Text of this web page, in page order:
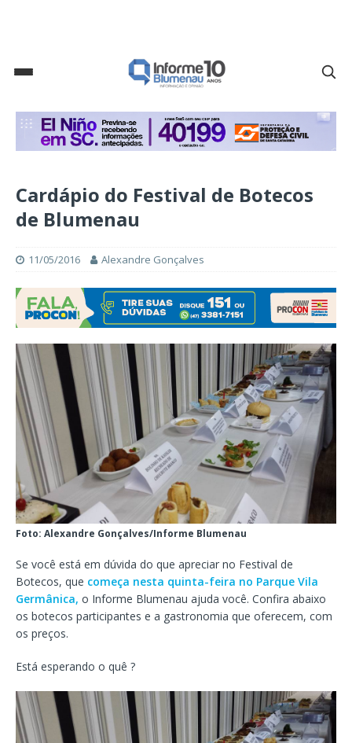
Cardápio do Festival de Botecos
de Blumenau
11/05/2016 Alexandre Gonçalves
Foto: Alexandre Gonçalves/Informe Blumenau
Se você está em dúvida do que apreciar no Festival de
Botecos, que começa nesta quinta-feira no Parque Vila
Germânica, o Informe Blumenau ajuda você. Confira abaixo
os botecos participantes e a gastronomia que oferecem, com
os preços.
Está esperando o quê ?